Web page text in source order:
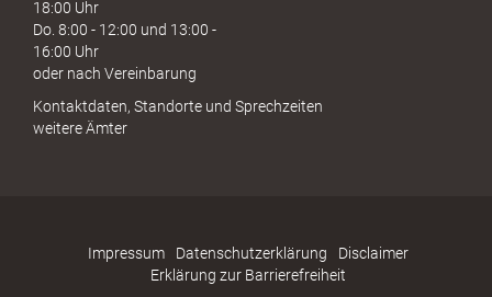
18:00 Uhr
Do. 8:00 - 12:00 und 13:00 -
16:00 Uhr
oder nach Vereinbarung
Kontaktdaten, Standorte und Sprechzeiten
weitere Ämter
Impressum Datenschutzerklärung
Disclaimer
Erklärung zur Barrierefreiheit